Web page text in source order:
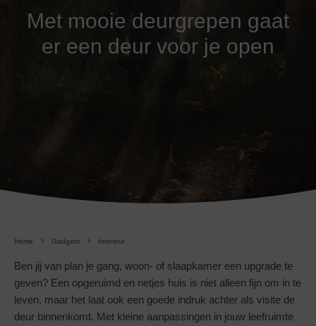
Met mooie deurgrepen gaat
er een deur voor je open
Home Gadgets Interieur
Ben jij van plan je gang, woon- of slaapkamer een upgrade te
geven? Een opgeruimd en netjes huis is niet alleen fijn om in te
leven, maar het laat ook een goede indruk achter als visite de
deur binnenkomt. Met kleine aanpassingen in jouw leefruimte